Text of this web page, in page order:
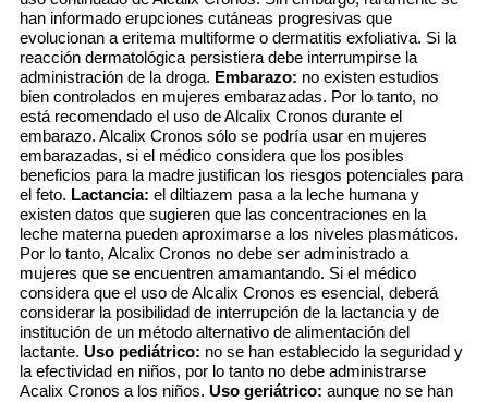
han informado erupciones cutáneas progresivas que
evolucionan a eritema multiforme o dermatitis exfoliativa. Si la
reacción dermatológica persistiera debe interrumpirse la
administración de la droga. Embarazo: no existen estudios
bien controlados en mujeres embarazadas. Por lo tanto, no
está recomendado el uso de Alcalix Cronos durante el
embarazo. Alcalix Cronos sólo se podría usar en mujeres
embarazadas, si el médico considera que los posibles
beneficios para la madre justifican los riesgos potenciales para
el feto. Lactancia: el diltiazem pasa a la leche humana y
existen datos que sugieren que las concentraciones en la
leche materna pueden aproximarse a los niveles plasmáticos.
Por lo tanto, Alcalix Cronos no debe ser administrado a
mujeres que se encuentren amamantando. Si el médico
considera que el uso de Alcalix Cronos es esencial, deberá
considerar la posibilidad de interrupción de la lactancia y de
institución de un método alternativo de alimentación del
lactante. Uso pediátrico: no se han establecido la seguridad y
la efectividad en niños, por lo tanto no debe administrarse
Acalix Cronos a los niños. Uso geriátrico: aunque no se han